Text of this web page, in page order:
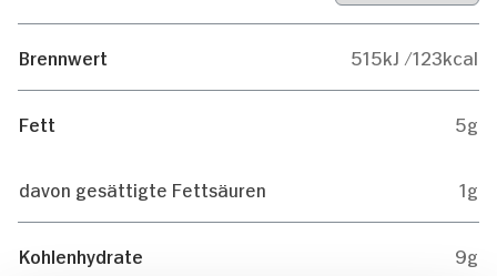
Brennwert 515kJ /123kcal
Fett 5g
davon gesättigte Fettsäuren 1g
Kohlenhydrate 9g